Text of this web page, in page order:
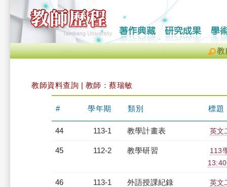
教
教師資料查詢 | 教師：蔡瑞敏
# 學年期 類別 標題
44 113-1 教學計畫表 英文
45 112-2 教學研習
113
46 113-1 外語授課紀錄 英文